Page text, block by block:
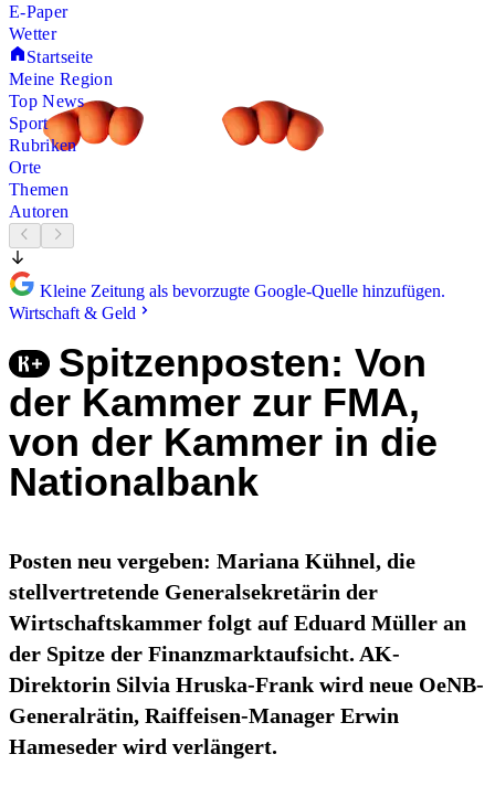
E-Paper
Wetter
Startseite
Meine Region
Top News
Sport
Rubriken
Orte
Themen
Autoren
Kleine Zeitung als bevorzugte Google-Quelle hinzufügen.
Wirtschaft & Geld
Spitzenposten: Von
der Kammer zur FMA,
von der Kammer in die
Nationalbank
Posten neu vergeben: Mariana Kühnel, die
stellvertretende Generalsekretärin der
Wirtschaftskammer folgt auf Eduard Müller an
der Spitze der Finanzmarktaufsicht. AK-
Direktorin Silvia Hruska-Frank wird neue OeNB-
Generalrätin, Raiffeisen-Manager Erwin
Hameseder wird verlängert.